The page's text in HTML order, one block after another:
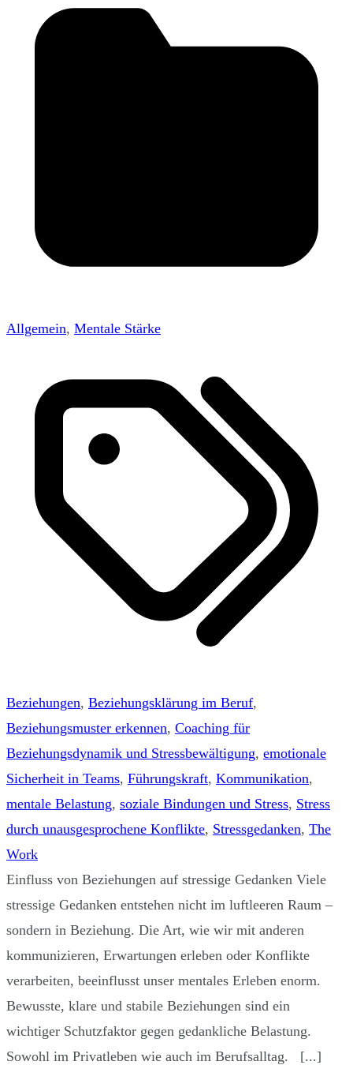
Allgemein, Mentale Stärke
Beziehungen, Beziehungsklärung im Beruf,
Beziehungsmuster erkennen, Coaching für
Beziehungsdynamik und Stressbewältigung, emotionale
Sicherheit in Teams, Führungskraft, Kommunikation,
mentale Belastung, soziale Bindungen und Stress, Stress
durch unausgesprochene Konflikte, Stressgedanken, The
Work
Einfluss von Beziehungen auf stressige Gedanken Viele
stressige Gedanken entstehen nicht im luftleeren Raum –
sondern in Beziehung. Die Art, wie wir mit anderen
kommunizieren, Erwartungen erleben oder Konflikte
verarbeiten, beeinflusst unser mentales Erleben enorm.
Bewusste, klare und stabile Beziehungen sind ein
wichtiger Schutzfaktor gegen gedankliche Belastung.
Sowohl im Privatleben wie auch im Berufsalltag. [...]